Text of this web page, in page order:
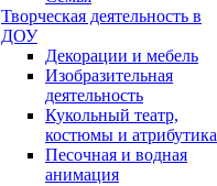
Творческая деятельность в
ДОУ
Декорации и мебель
Изобразительная
деятельность
Кукольный театр,
костюмы и атрибутика
Песочная и водная
анимация